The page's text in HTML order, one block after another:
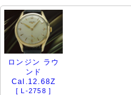
ロンジン ラウ
ンド
Cal.12.68Z
[ L-2758 ]